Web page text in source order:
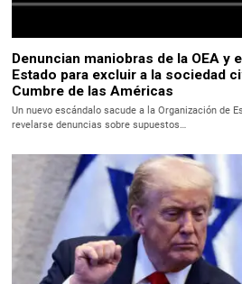
Denuncian maniobras de la OEA y
Estado para excluir a la sociedad
Cumbre de las Américas
Un nuevo escándalo sacude a la Organización de
revelarse denuncias sobre supuestos…